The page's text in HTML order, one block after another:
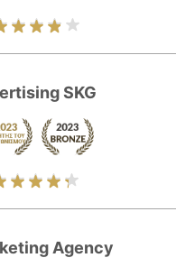
SKG
Agency